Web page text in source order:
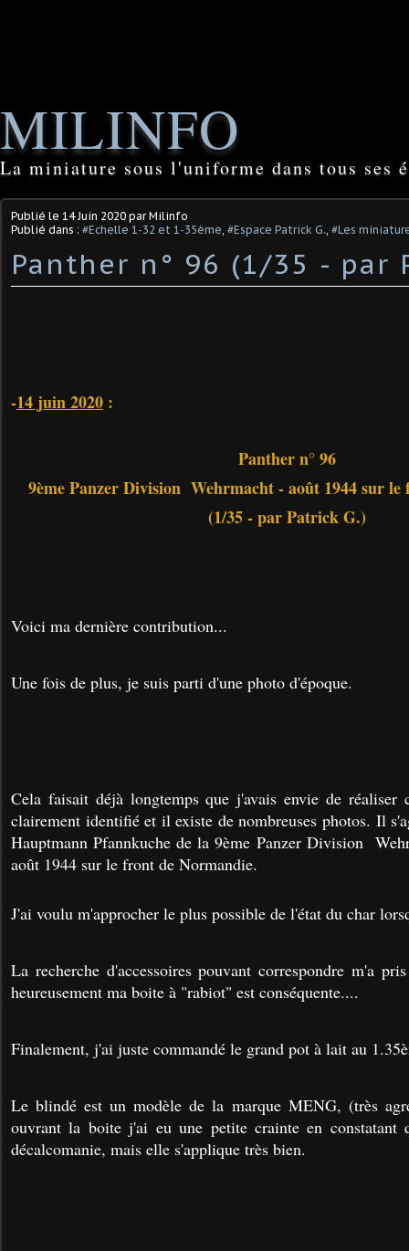
MILINFO
La miniature sous l'uniforme dans tous ses
Publié le 14 Juin 2020 par Milinfo
Publié dans : #Echelle 1-32 et 1-35ème, #Espace Patrick G., #Les
Panther n° 96 (1/35 - par
-14 juin 2020 :
Panther n° 96
9ème Panzer Division Wehrmacht - août 1944 sur
(1/35 - par Patrick G.)
Voici ma dernière contribution...
Une fois de plus, je suis parti d'une photo d'époque.
Cela faisait déjà longtemps que j'avais envie de
clairement identifié et il existe de nombreuses photos. Il
Hauptmann Pfannkuche de la 9ème Panzer Division
août 1944 sur le front de Normandie.
J'ai voulu m'approcher le plus possible de l'état du char
La recherche d'accessoires pouvant correspondre m'a
heureusement ma boite à "rabiot" est conséquente....
Finalement, j'ai juste commandé le grand pot à lait au
Le blindé est un modèle de la marque MENG, (très
ouvrant la boite j'ai eu une petite crainte en constatant
décalcomanie, mais elle s'applique très bien.